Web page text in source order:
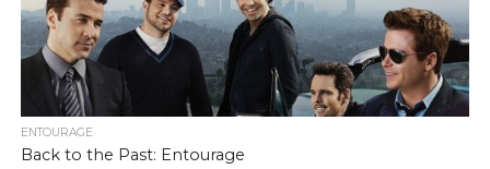
ENTOURAGE
Back to the Past: Entourage